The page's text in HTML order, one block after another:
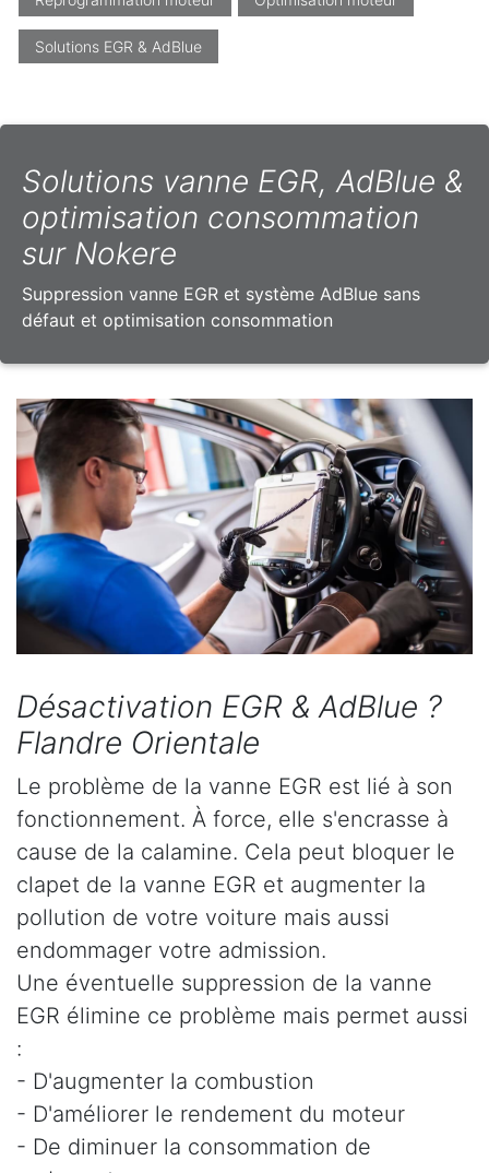
Solutions EGR & AdBlue
Solutions vanne EGR, AdBlue &
optimisation consommation
sur Nokere
Suppression vanne EGR et système AdBlue sans
défaut et optimisation consommation
Désactivation EGR & AdBlue ?
Flandre Orientale
Le problème de la vanne EGR est lié à son
fonctionnement. À force, elle s'encrasse à
cause de la calamine. Cela peut bloquer le
clapet de la vanne EGR et augmenter la
pollution de votre voiture mais aussi
endommager votre admission.
Une éventuelle suppression de la vanne
EGR élimine ce problème mais permet aussi
:
- D'augmenter la combustion
- D'améliorer le rendement du moteur
- De diminuer la consommation de